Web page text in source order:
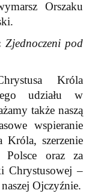
Orszaku
Zjednoczeni pod
Króla
udziału w
także naszą
wspieranie
Króla, szerzenie
oraz za
Chrystusowej –
Ojczyźnie.